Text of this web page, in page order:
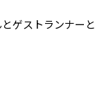
ゲストランナーと